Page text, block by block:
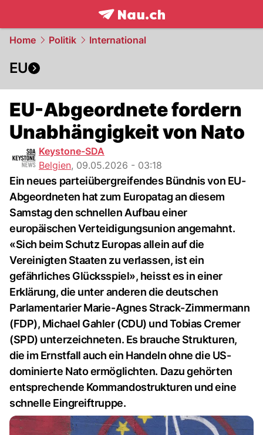
frontpage.NAU.ch
Home Politik International
EU
EU-Abgeordnete fordern
Unabhängigkeit von Nato
Keystone-SDA
Belgien, 09.05.2026 - 03:18
Ein neues parteiübergreifendes Bündnis von EU-
Abgeordneten hat zum Europatag an diesem
Samstag den schnellen Aufbau einer
europäischen Verteidigungsunion angemahnt.
«Sich beim Schutz Europas allein auf die
Vereinigten Staaten zu verlassen, ist ein
gefährliches Glücksspiel», heisst es in einer
Erklärung, die unter anderen die deutschen
Parlamentarier Marie-Agnes Strack-Zimmermann
(FDP), Michael Gahler (CDU) und Tobias Cremer
(SPD) unterzeichneten. Es brauche Strukturen,
die im Ernstfall auch ein Handeln ohne die US-
dominierte Nato ermöglichten. Dazu gehörten
entsprechende Kommandostrukturen und eine
schnelle Eingreiftruppe.